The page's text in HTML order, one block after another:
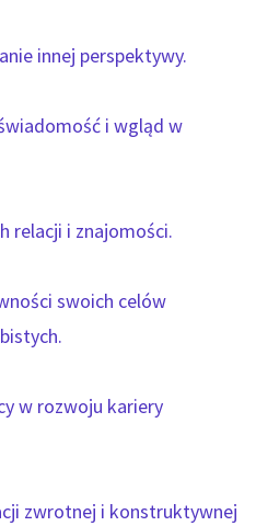
innej perspektywy.
i wgląd w
relacji i znajomości.
swoich celów
w rozwoju kariery
zwrotnej i konstruktywnej